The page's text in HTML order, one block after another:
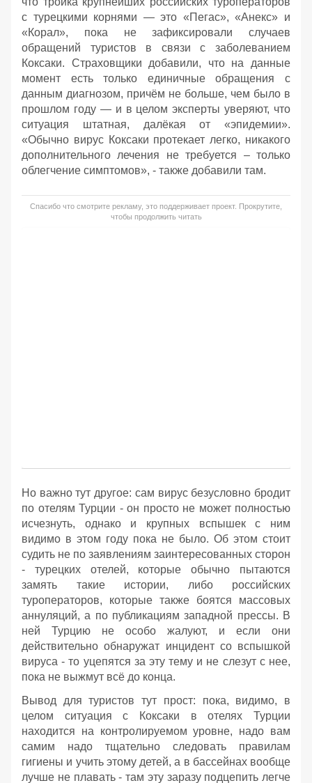
с турецкими корнями — это «Пегас», «Анекс» и
«Корал», пока не зафиксировали случаев
обращений туристов в связи с заболеванием
Коксаки. Страховщики добавили, что на данные
момент есть только единичные обращения с
данным диагнозом, причём не больше, чем было в
прошлом году — и в целом эксперты уверяют, что
ситуация штатная, далёкая от «эпидемии».
«Обычно вирус Коксаки протекает легко, никакого
дополнительного лечения не требуется – только
облегчение симптомов», - также добавили там.
Спасибо что смотрите рекламу, это поддерживает проект. Прокрутите,
чтобы продолжить читать
Но важно тут другое: сам вирус безусловно бродит
по отелям Турции - он просто не может полностью
исчезнуть, однако и крупных вспышек с ним
видимо в этом году пока не было. Об этом стоит
судить не по заявлениям заинтересованных сторон
- турецких отелей, которые обычно пытаются
замять такие истории, либо российских
туроператоров, которые также боятся массовых
аннуляций, а по публикациям западной прессы. В
ней Турцию не особо жалуют, и если они
действительно обнаружат инцидент со вспышкой
вируса - то уцепятся за эту тему и не слезут с нее,
пока не выжмут всё до конца.
Вывод для туристов тут прост: пока, видимо, в
целом ситуация с Коксаки в отелях Турции
находится на контролируемом уровне, надо вам
самим надо тщательно следовать правилам
гигиены и учить этому детей, а в бассейнах вообще
лучше не плавать - там эту заразу подцепить легче